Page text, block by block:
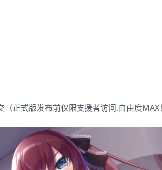
正式版发布前仅限支援者访问,自由度MAX！